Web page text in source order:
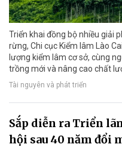
Triển khai đồng bộ nhiều giải
rừng, Chi cục Kiểm lâm Lào
lượng kiểm lâm cơ sở, cùng
trồng mới và nâng cao chất
Tài nguyên và phát triển
Sắp diễn ra Triển
hội sau 40 năm đổi